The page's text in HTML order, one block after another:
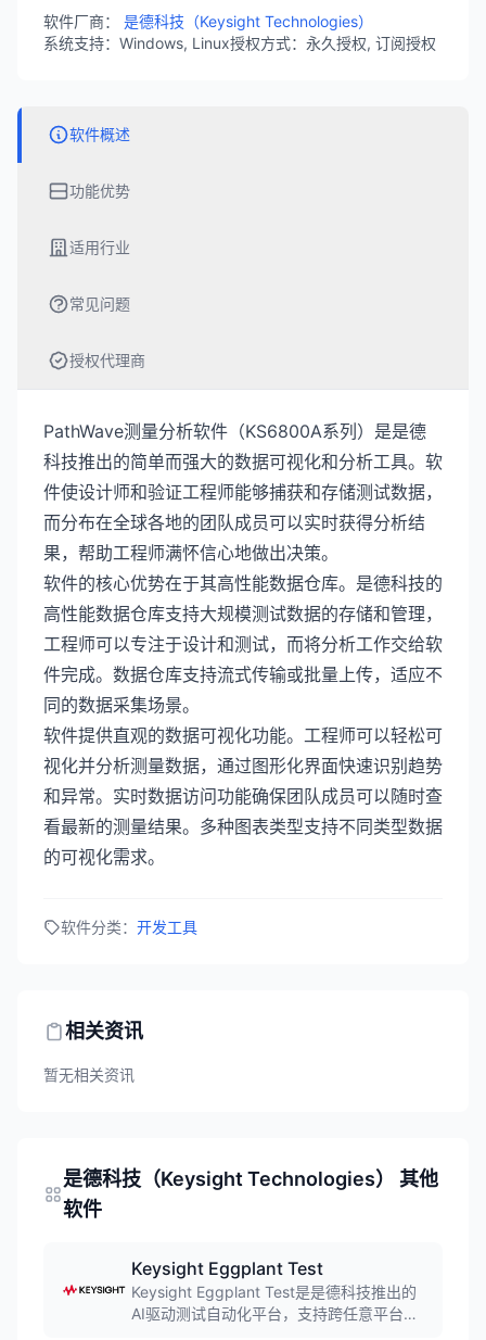
出更明智的设计和测试决策。
软件厂商： 是德科技（Keysight Technologies）
系统支持：Windows, Linux授权方式：永久授权, 订阅授权
软件概述
功能优势
适用行业
常见问题
授权代理商
PathWave测量分析软件（KS6800A系列）是是德
科技推出的简单而强大的数据可视化和分析工具。软
件使设计师和验证工程师能够捕获和存储测试数据，
而分布在全球各地的团队成员可以实时获得分析结
果，帮助工程师满怀信心地做出决策。
软件的核心优势在于其高性能数据仓库。是德科技的
高性能数据仓库支持大规模测试数据的存储和管理，
工程师可以专注于设计和测试，而将分析工作交给软
件完成。数据仓库支持流式传输或批量上传，适应不
同的数据采集场景。
软件提供直观的数据可视化功能。工程师可以轻松可
视化并分析测量数据，通过图形化界面快速识别趋势
和异常。实时数据访问功能确保团队成员可以随时查
看最新的测量结果。多种图表类型支持不同类型数据
的可视化需求。
软件分类： 开发工具
相关资讯
暂无相关资讯
是德科技（Keysight Technologies） 其他
软件
Keysight Eggplant Test
Keysight Eggplant Test是是德科技推出的
AI驱动测试自动化平台，支持跨任意平台、